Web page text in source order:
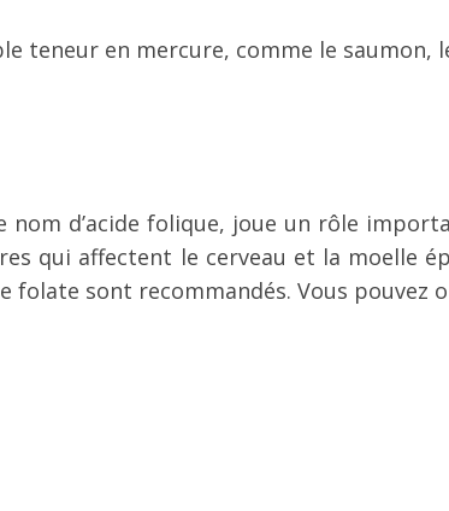
teneur en mercure, comme le
nom d’acide folique, joue un rôle
qui affectent le cerveau et la moelle
folate sont recommandés. Vous